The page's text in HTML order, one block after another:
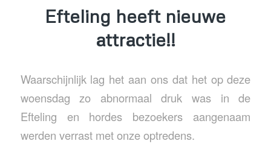
Efteling heeft nieuwe
attractie!!
Waarschijnlijk lag het aan ons dat het op deze
woensdag zo abnormaal druk was in de
Efteling en hordes bezoekers aangenaam
werden verrast met onze optredens.